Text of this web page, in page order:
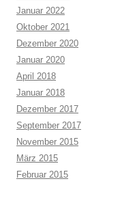
Januar 2022
Oktober 2021
Dezember 2020
Januar 2020
April 2018
Januar 2018
Dezember 2017
September 2017
November 2015
März 2015
Februar 2015